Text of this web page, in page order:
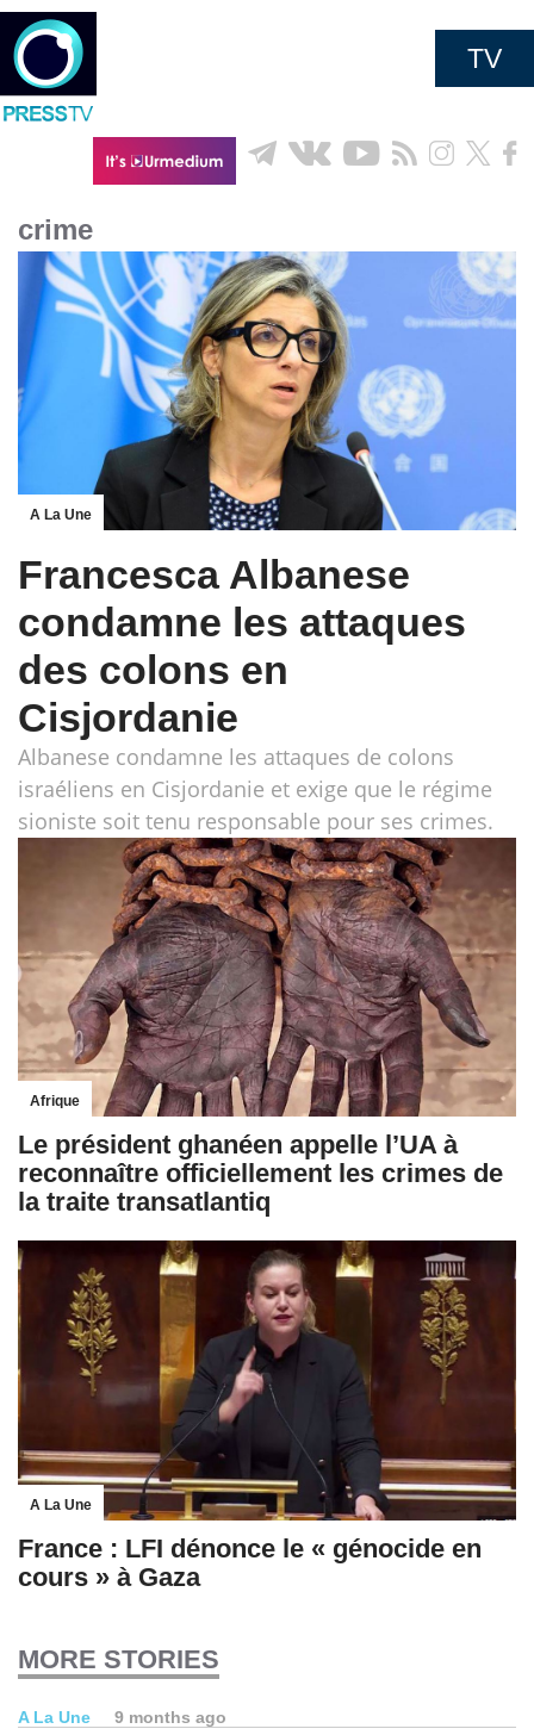
TV
crime
A La Une
Francesca Albanese
condamne les attaques
des colons en
Cisjordanie
Albanese condamne les attaques de colons
israéliens en Cisjordanie et exige que le régime
sioniste soit tenu responsable pour ses crimes.
Afrique
Le président ghanéen appelle l’UA à
reconnaître officiellement les crimes de
la traite transatlantiq
A La Une
France : LFI dénonce le « génocide en
cours » à Gaza
MORE STORIES
A La Une 9 months ago